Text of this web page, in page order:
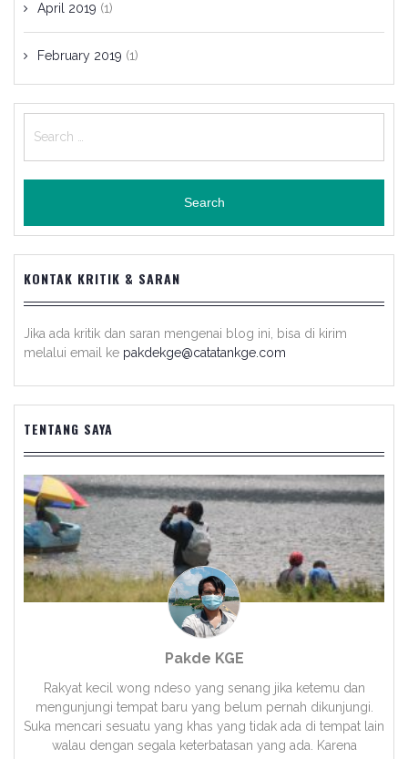
April 2019 (1)
February 2019 (1)
for:
KONTAK KRITIK & SARAN
Jika ada kritik dan saran mengenai blog ini, bisa di kirim
melalui email ke pakdekge@catatankge.com
TENTANG SAYA
Pakde KGE
Rakyat kecil wong ndeso yang senang jika ketemu dan
mengunjungi tempat baru yang belum pernah dikunjungi.
Suka mencari sesuatu yang khas yang tidak ada di tempat lain
walau dengan segala keterbatasan yang ada. Karena